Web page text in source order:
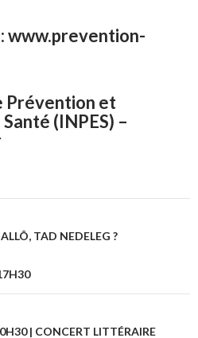
www.prevention-
Prévention et
(INPES) –
TAD NEDELEG ?
| CONCERT LITTÉRAIRE